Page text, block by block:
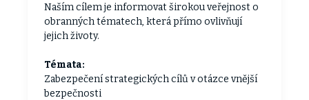
Naším cílem je informovat širokou veřejnost o
obranných tématech, která přímo ovlivňují
jejich životy.
Témata:
Zabezpečení strategických cílů v otázce vnější
bezpečnosti